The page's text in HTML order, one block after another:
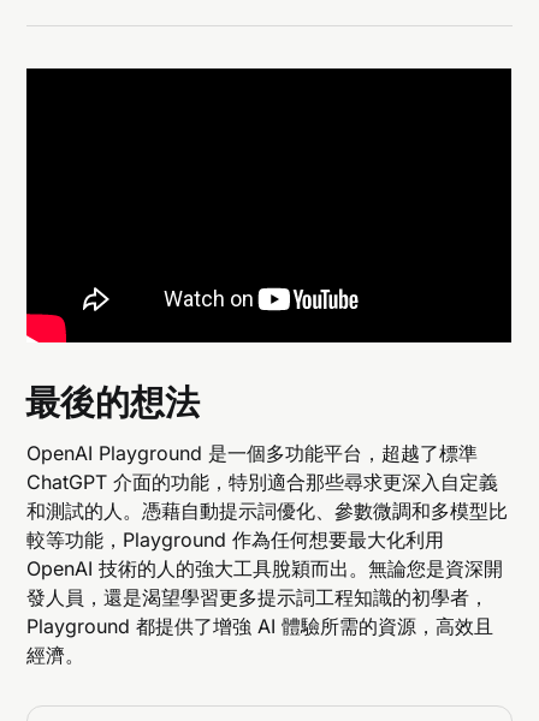
最後的想法
OpenAI Playground 是一個多功能平台，超越了標準
ChatGPT 介面的功能，特別適合那些尋求更深入自定義
和測試的人。憑藉自動提示詞優化、參數微調和多模型比
較等功能，Playground 作為任何想要最大化利用
OpenAI 技術的人的強大工具脫穎而出。無論您是資深開
發人員，還是渴望學習更多提示詞工程知識的初學者，
Playground 都提供了增強 AI 體驗所需的資源，高效且
經濟。